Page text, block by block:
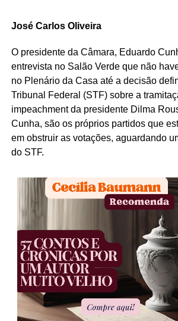
José Carlos Oliveira
O presidente da Câmara, Eduardo
entrevista no Salão Verde que não
no Plenário da Casa até a decisão
Tribunal Federal (STF) sobre a
impeachmentda presidente Dilma
Cunha, são os próprios partidos que
em obstruiras votações, aguardando
do STF.